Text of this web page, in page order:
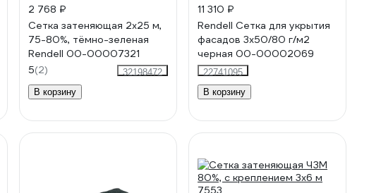
2 768 ₽
Сетка затеняющая 2x25 м,
75-80%, тёмно-зеленая
Rendell 00-00007321
5(2)
32198472
В корзину
11 310 ₽
Rendell Сетка для укрытия
фасадов 3х50/80 г/м2
черная 00-00002069
22741095
В корзину